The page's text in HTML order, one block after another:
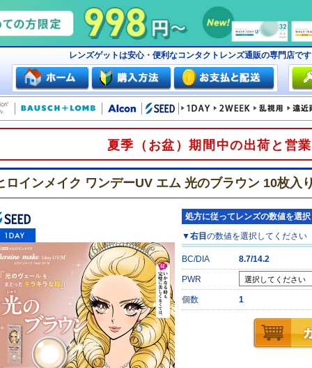
レンズゲットは安心・便利なコンタクトレンズ通販の専門店で
夏季（お盆）期間中の出荷と営
ロインメイク ワンデーUV エム 光のブラウン 10枚入
処方に従ってレンズの数値を選
▼右目の数値を選択してください
BC/DIA 8.7/14.2
PWR
個数 1